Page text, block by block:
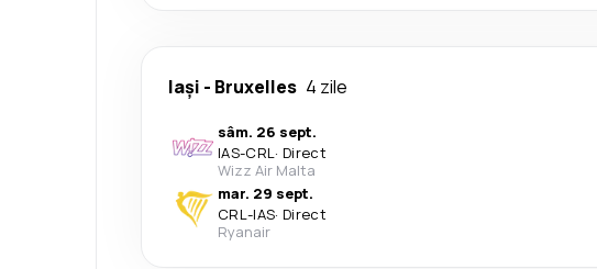
Iași - Bruxelles 4 zile
sâm. 26 sept.
IAS-CRL· Direct
Wizz Air Malta
mar. 29 sept.
CRL-IAS· Direct
Ryanair